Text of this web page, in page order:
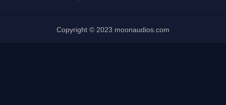
Copyright © 2023 moonaudios.com